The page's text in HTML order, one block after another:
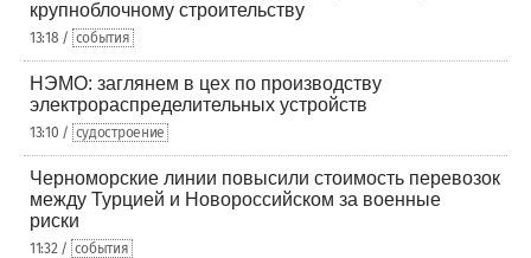
крупноблочному строительству
13:18 / события
НЭМО: заглянем в цех по производству
электрораспределительных устройств
13:10 / судостроение
Черноморские линии повысили стоимость перевозок
между Турцией и Новороссийском за военные
риски
11:32 / события